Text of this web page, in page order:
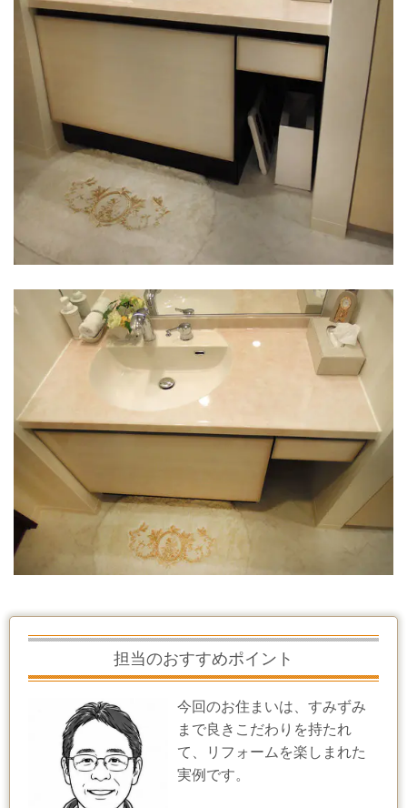
担当のおすすめポイント
今回のお住まいは、すみずみ
まで良きこだわりを持たれ
て、リフォームを楽しまれた
実例です。